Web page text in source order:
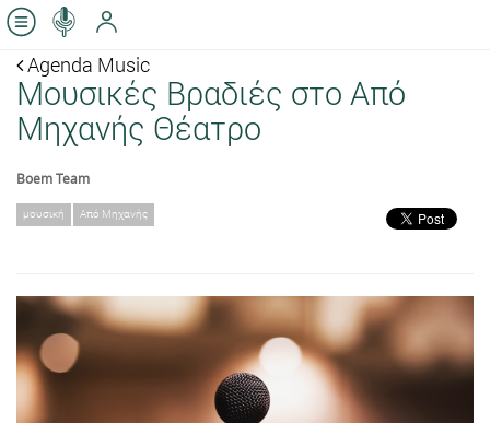
Agenda Music
Μουσικές Βραδιές στο Από
Μηχανής Θέατρο
Boem Team
μουσική Από Μηχανής